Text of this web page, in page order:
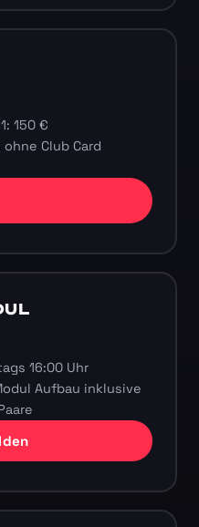
150 €
Club Card
16:00 Uhr
Aufbau inklusive